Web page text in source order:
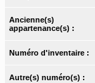
Ancienne(s)
appartenance(s) :
Numéro d'inventaire :
Autre(s) numéro(s) :